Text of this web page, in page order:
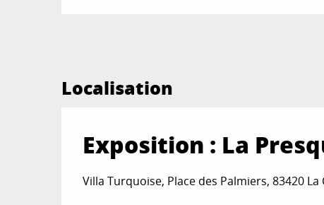
Localisation
Exposition : La
Villa Turquoise, Place des Palmiers, 83420